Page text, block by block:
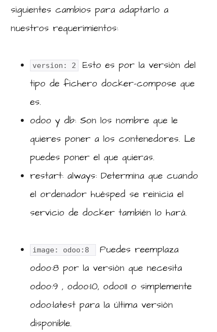
siguientes cambios para adaptarlo a
nuestros requerimientos:
version: 2
Esto es por la versión del
tipo de fichero docker-compose que
es.
odoo y db: Son los nombre que le
quieres poner a los contenedores. Le
puedes poner el que quieras.
restart: always: Determina que cuando
el ordenador huésped se reinicia el
servicio de docker también lo hará.
image: odoo:8
Puedes reemplaza
odoo:8 por la versión que necesita
odoo:9 , odoo:10, odoo11 o simplemente
odoo:latest para la última versión
disponible.